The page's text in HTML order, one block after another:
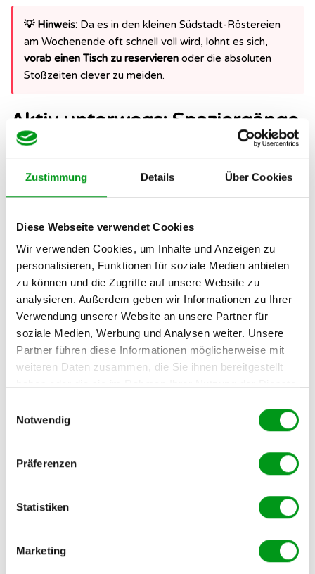
Zustimmung Details Über Cookies
Diese Webseite verwendet Cookies
Wir verwenden Cookies, um Inhalte und Anzeigen zu
personalisieren, Funktionen für soziale Medien anbieten
zu können und die Zugriffe auf unsere Website zu
analysieren. Außerdem geben wir Informationen zu Ihrer
Verwendung unserer Website an unsere Partner für
soziale Medien, Werbung und Analysen weiter. Unsere
Partner führen diese Informationen möglicherweise mit
weiteren Daten zusammen, die Sie ihnen bereitgestellt
Notwendig
Präferenzen
Statistiken
Marketing
💡 Hinweis: Da es in den kleinen Südstadt-Röstereien
am Wochenende oft schnell voll wird, lohnt es sich,
vorab einen Tisch zu reservieren oder die absoluten
Stoßzeiten clever zu meiden.
Aktiv unterwegs: Spaziergänge
und Natur-Dates an der
frischen Luft
Kennenlernen einfach nach draußen. Karlsruhe ist eine der
grünsten Städte Deutschlands. Bewegung baut
überschüssige Stresshormone ab und sorgt ganz nebenbei
dafür, dass kurzeGesprächspausennicht unangenehm
wirken, weil es unterwegs immer etwas zu beobachten gibt.
Der Klassiker: Schlossgarten und
Fasanerie
für das erste Treffen. Die breiten, langen Alleen bieten
Weile noch mehr Ruhe sucht, spaziert ihr einfach weiter in
den angrenzenden
oder in Richtung Fasanerie. Ein
Innenstadt. Das wärmt die Hände und gibt euch direkt eine
Für den perfekten Ausblick: